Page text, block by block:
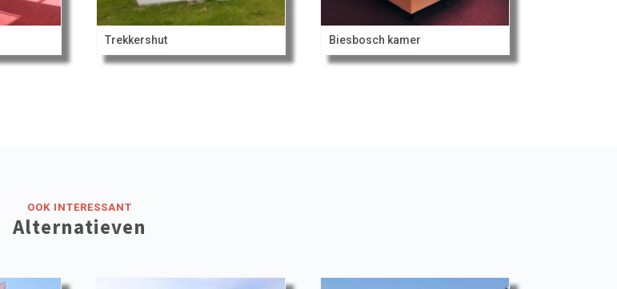
Trekkershut Biesbosch kamer
OOK INTERESSANT
Alternatieven